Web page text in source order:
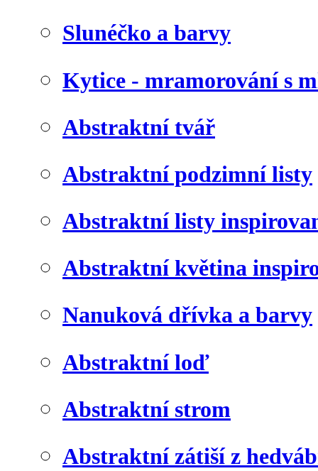
Slunéčko a barvy
Kytice - mramorování s
Abstraktní tvář
Abstraktní podzimní listy
Abstraktní listy
Abstraktní květina
Nanuková dřívka a barvy
Abstraktní loď
Abstraktní strom
Abstraktní zátiší z